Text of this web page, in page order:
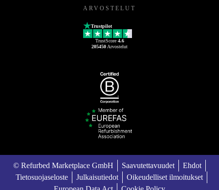
ARVOSTELUT
Trustpilot
TrustScore 4.6
205450Arvostelut
© Refurbed Marketplace GmbH Saavutettavuudet
Ehdot
Tietosuojaseloste
Julkaisutiedot
Oikeudelliset ilmoitukset